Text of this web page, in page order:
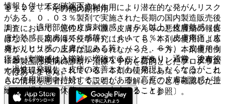
８．２． 本剤の免疫抑制作用により潜在的な発がんリスク
がある。０．０３％製剤で実施された長期の国内製造販売後
調査において、悪性リンパ腫、皮膚がん等の悪性腫瘍の報告
はなく、長期の海外疫学研究においても、本剤の使用による
発がんリスクの上昇は認められなかった。一方、本剤使用例
において関連性は明らかではないが、悪性リンパ腫、皮膚が
んの発現が報告されている。本剤の使用にあたっては、これ
らの情報を患者に対して説明し、理解したことを確認した上
で使用すること〔１５．１、１７．２．１参照〕。
１１．２． その他の副作用
１）． 適用部位の皮膚刺激感：（５％以上）皮膚熱感（皮
膚灼熱感、皮膚ほてり感等）（４４．３％）、皮膚疼痛（皮
膚ヒリヒリ感、皮膚がしみる等）（２３．６％）、皮膚そう
痒感［刺激感は入浴時に増強することがあり、通常、塗布後
一過性に発現し、皮疹の改善とともに発現しなくなるが、と
きに使用期間中持続することがある。高度の皮膚刺激感が持
続する場合は、休薬もしくは中止すること］。
情報も併せてご確認下さい。
※本製品は疾病の診断・治療・予防を目的としたプログラム
ではありません。